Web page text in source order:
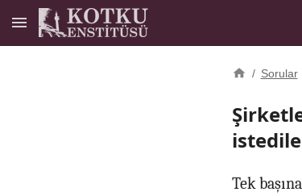
/ Sorular
Tek